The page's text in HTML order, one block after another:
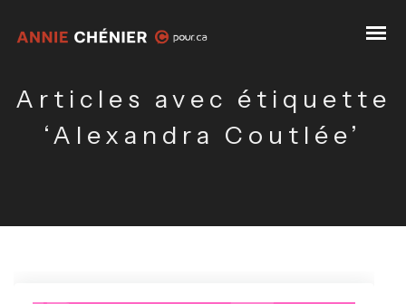
Articles avec étiquette
‘Alexandra Coutlée’